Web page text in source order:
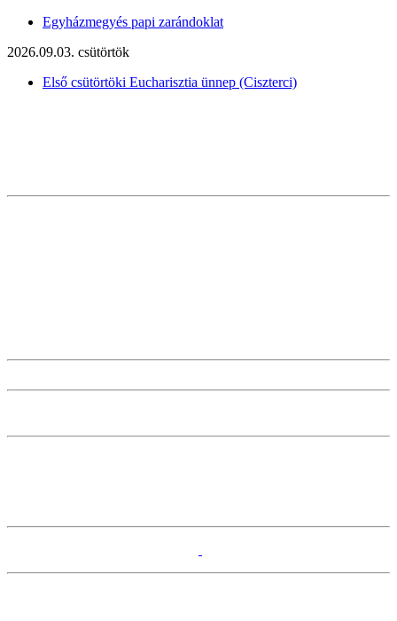
Egyházmegyés papi zarándoklat
2026.09.03. csütörtök
Első csütörtöki Eucharisztia ünnep (Ciszterci)